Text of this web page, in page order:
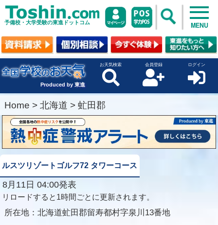
予備校・大学受験の東進ドットコム MENU
Produced by 東進
お天気検索 会員登録 ログイン
Home > 北海道 > 虻田郡
ルスツリゾートゴルフ72 タワーコース
8月11日 04:00発表
リロードすると1時間ごとに更新されます。
所在地： 北海道虻田郡留寿都村字泉川13番地